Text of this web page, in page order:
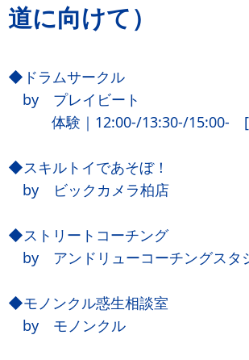
道に向けて）
◆ドラムサークル
by プレイビート
体験｜12:00-/13:30-/15:00- [
◆スキルトイであそぼ！
by ビックカメラ柏店
◆ストリートコーチング
by アンドリューコーチングスタ
◆モノンクル惑生相談室
by モノンクル